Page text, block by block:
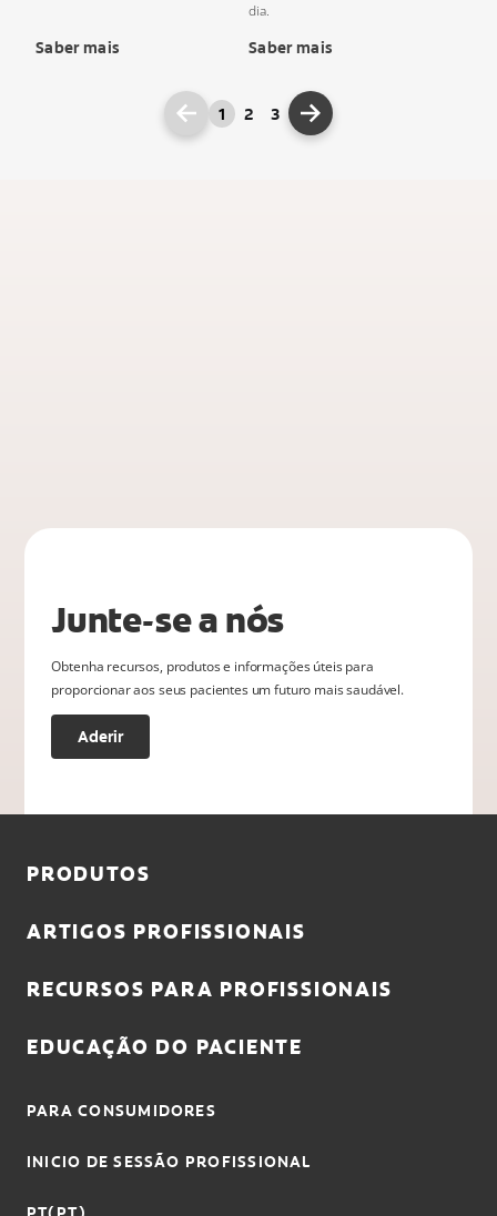
Saber mais
dia.
Saber mais
1 2 3
Junte-se a nós
Obtenha recursos, produtos e informações úteis para
proporcionar aos seus pacientes um futuro mais saudável.
Aderir
PRODUTOS
ARTIGOS PROFISSIONAIS
RECURSOS PARA PROFISSIONAIS
EDUCAÇÃO DO PACIENTE
PARA CONSUMIDORES
INICIO DE SESSÃO PROFISSIONAL